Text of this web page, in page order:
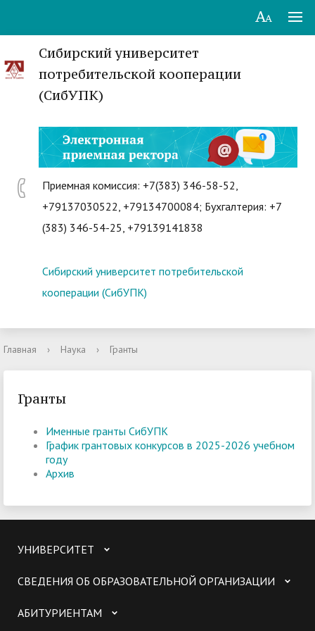
Сибирский университет
потребительской кооперации
(СибУПК)
Приемная комиссия: +7(383) 346-58-52,
+79137030522, +79134700084; Бухгалтерия: +7
(383) 346-54-25, +79139141838
Сибирский университет потребительской
кооперации (СибУПК)
Главная › Наука › Гранты
Гранты
Именные гранты СибУПК
График грантовых конкурсов в 2025-2026 учебном
году
Архив
УНИВЕРСИТЕТ
СВЕДЕНИЯ ОБ ОБРАЗОВАТЕЛЬНОЙ ОРГАНИЗАЦИИ
АБИТУРИЕНТАМ